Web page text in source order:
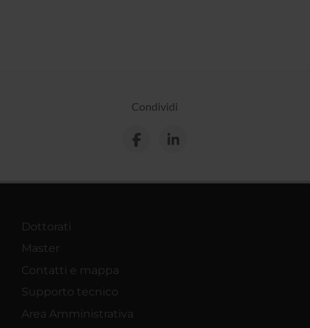
Condividi
Dottorati
Master
Contatti e mappa
Supporto tecnico
Area Amministrativa